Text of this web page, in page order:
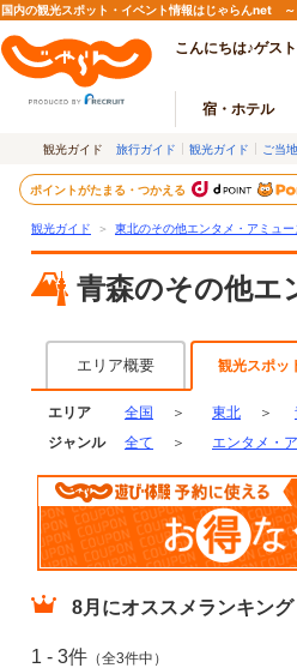
国内の観光スポット・イベント情報はじゃらんnet
こんにちは♪ゲス
宿・ホテル
観光ガイド 旅行ガイド 観光ガイド ご当
ポイントがたまる・つかえる
観光ガイド ＞ 東北のその他エンタメ・アミュー
青森のその他エ
エリア概要 観光スポッ
エリア 全国 ＞ 東北 ＞
ジャンル
全て ＞ エンタメ・
8月 にオススメランキング
1 - 3件 （全3件中）